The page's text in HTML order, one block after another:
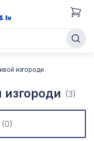
изгороди
(3)
(0)